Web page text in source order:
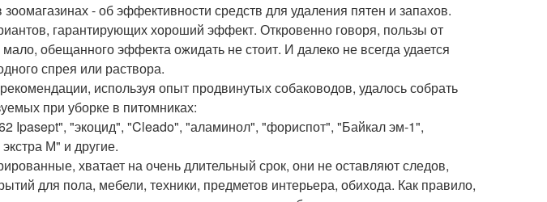
- об эффективности средств для удаления пятен и запахов.
гарантирующих хороший эффект. Откровенно говоря, пользы от
обещанного эффекта ожидать не стоит. И далеко не всегда удается
спрея или раствора.
используя опыт продвинутых собаководов, удалось собрать
при уборке в питомниках:
Ipasept", "экоцид", "Cleado", "аламинол", "фориспот", "Байкал эм-1",
М" и другие.
хватает на очень длительный срок, они не оставляют следов,
для пола, мебели, техники, предметов интерьера, обихода. Как правило,